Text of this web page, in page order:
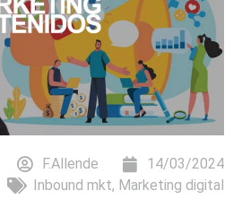
F.Allende
14/03/2024
Inbound mkt, Marketing digital